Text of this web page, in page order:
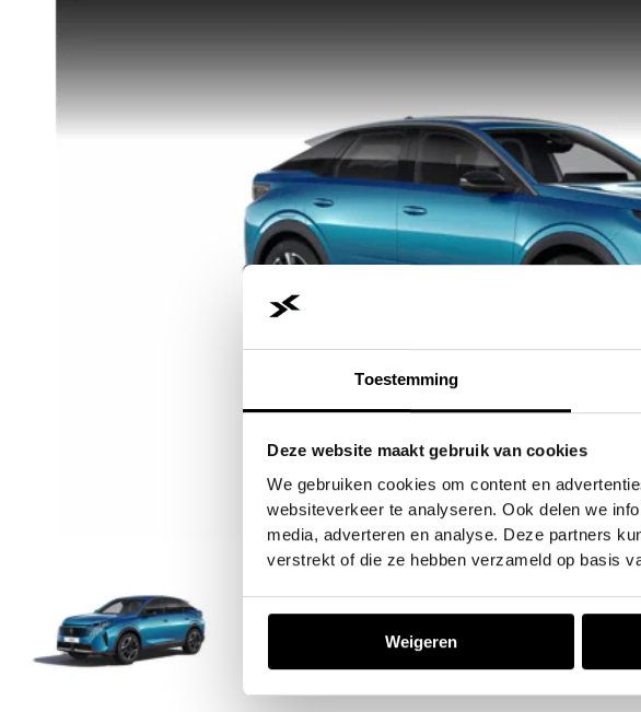
Toestemming
Deze website maakt gebruik van cookies
We gebruiken cookies om content en
websiteverkeer te analyseren. Ook delen we
media, adverteren en analyse. Deze partners
verstrekt of die ze hebben verzameld op basis
Weigeren